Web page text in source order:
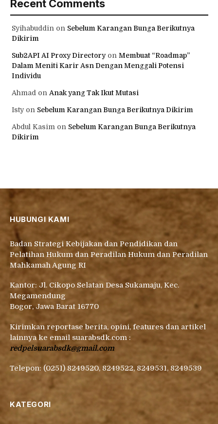
Recent Comments
Syihabuddin on Sebelum Karangan Bunga Berikutnya
Dikirim
Sub2API AI Proxy Directoryon Membuat “Roadmap”
Dalam Meniti Karir Asn Dengan Menggali Potensi
Individu
Ahmad on Anak yang Tak Ikut Mutasi
Istyon Sebelum Karangan Bunga Berikutnya Dikirim
Abdul Kasim on Sebelum Karangan Bunga Berikutnya
Dikirim
HUBUNGI KAMI
Badan Strategi Kebijakan dan Pendidikan dan
Pelatihan Hukum dan Peradilan Hukum dan Peradilan
Mahkamah Agung RI
Kantor: Jl. Cikopo Selatan Desa Sukamaju, Kec.
Megamendung
Bogor, Jawa Barat 16770
Kirimkan reportase berita, opini, features dan artikel
lainnya ke email suarabsdk.com :
redpelsuarabsdk@gmail.com
Telepon: (0251) 8249520, 8249522, 8249531, 8249539
KATEGORI